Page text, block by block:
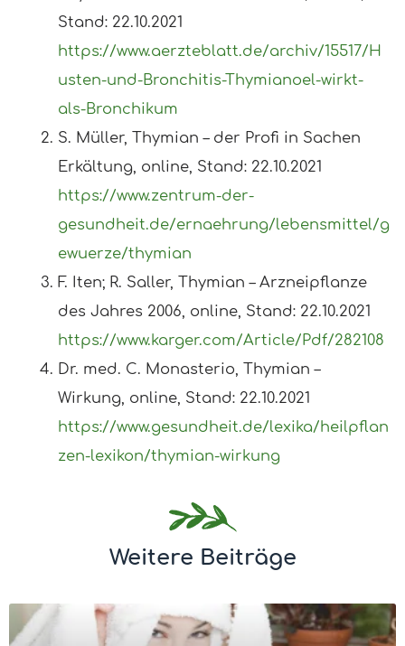
Stand: 22.10.2021
https://www.aerzteblatt.de/archiv/15517/H
usten-und-Bronchitis-Thymianoel-wirkt-
als-Bronchikum
S. Müller, Thymian – der Profi in Sachen
Erkältung, online, Stand: 22.10.2021
https://www.zentrum-der-
gesundheit.de/ernaehrung/lebensmittel/g
ewuerze/thymian
F. Iten; R. Saller, Thymian – Arzneipflanze
des Jahres 2006, online, Stand: 22.10.2021
https://www.karger.com/Article/Pdf/282108
Dr. med. C. Monasterio, Thymian –
Wirkung, online, Stand: 22.10.2021
https://www.gesundheit.de/lexika/heilpflan
zen-lexikon/thymian-wirkung
Weitere Beiträge